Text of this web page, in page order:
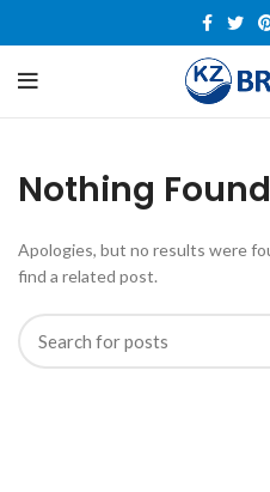
Nothing Found
Apologies, but no results were
find a related post.